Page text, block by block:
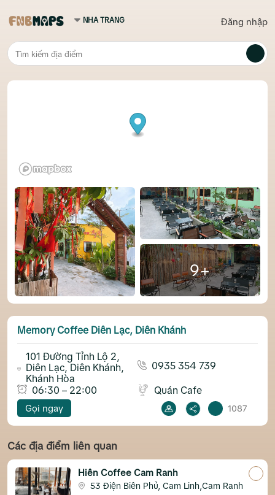
Đăng nhập
9+
Memory Coffee Diên Lạc, Diên Khánh
101 Đường Tỉnh Lộ 2,
Diên Lạc, Diên Khánh,
Khánh Hòa
0935 354 739
06:30 – 22:00 Quán Cafe
Gọi ngay 1087
Các địa điểm liên quan
Cam Ranh
Điện Biên Phủ, Cam Linh,Cam Ranh
K7